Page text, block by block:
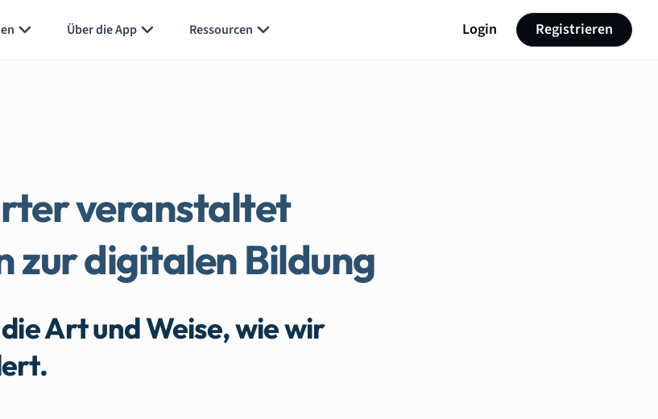
Über die App Ressourcen Login Registrieren
veranstaltet
zur digitalen Bildung
Art und Weise, wie wir